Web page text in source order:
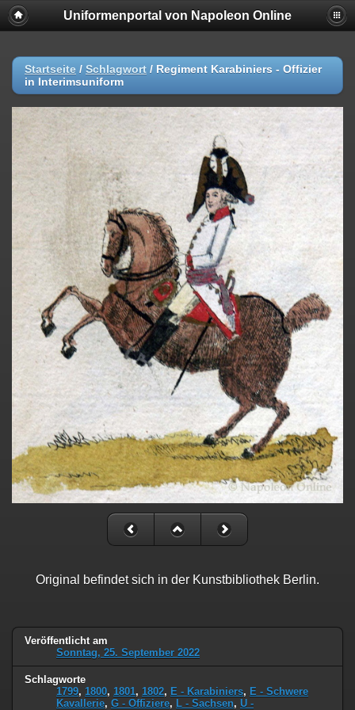
Uniformenportal von Napoleon Online
Startseite / Schlagwort / Regiment Karabiniers - Offizier
in Interimsuniform
Original befindet sich in der Kunstbibliothek Berlin.
Veröffentlicht am
Sonntag, 25. September 2022
Schlagworte
1799, 1800, 1801, 1802, E - Karabiniers, E - Schwere
Kavallerie, G - Offiziere, L - Sachsen, U -